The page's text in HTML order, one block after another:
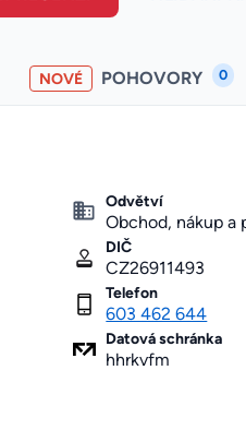
NOVÉ POHOVORY 0
Odvětví
Obchod, nákup a
DIČ
CZ26911493
Telefon
603 462 644
Datová schránka
hhrkvfm